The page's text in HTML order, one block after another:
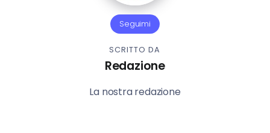
Seguimi
SCRITTO DA
Redazione
La nostra redazione